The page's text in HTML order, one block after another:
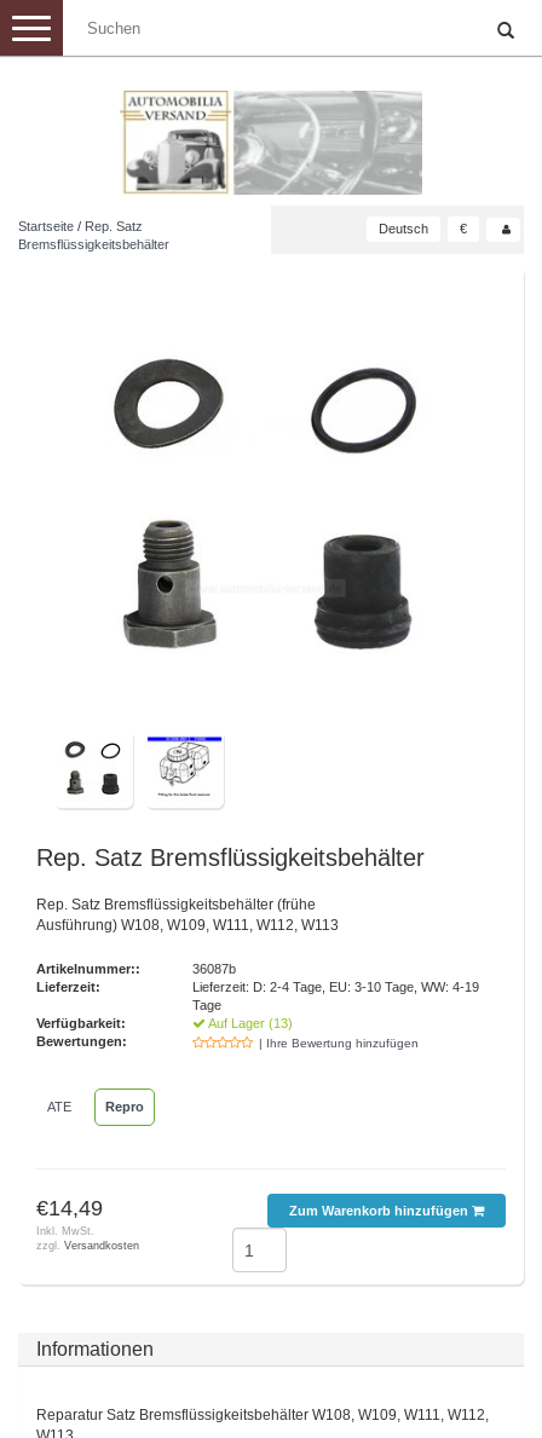
Toggle
navigation
Startseite / Rep. Satz
Bremsflüssigkeitsbehälter
Deutsch €
Rep. Satz Bremsflüssigkeitsbehälter
Rep. Satz Bremsflüssigkeitsbehälter (frühe
Ausführung) W108, W109, W111, W112, W113
Artikelnummer::
36087b
Lieferzeit:
Lieferzeit: D: 2-4 Tage, EU: 3-10 Tage, WW: 4-19
Tage
Verfügbarkeit:
Auf Lager (13)
Bewertungen:
| Ihre Bewertung hinzufügen
ATE Repro
€14,49
Inkl. MwSt.
zzgl. Versandkosten
Zum Warenkorb hinzufügen
Informationen
Reparatur Satz Bremsflüssigkeitsbehälter W108, W109, W111, W112,